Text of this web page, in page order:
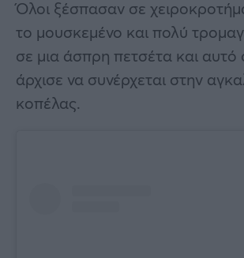
Όλοι ξέσπασαν σε
το μουσκεμένο και πολύ
σε μια άσπρη πετσέτα και αυτό
άρχισε να συνέρχεται στην
κοπέλας.